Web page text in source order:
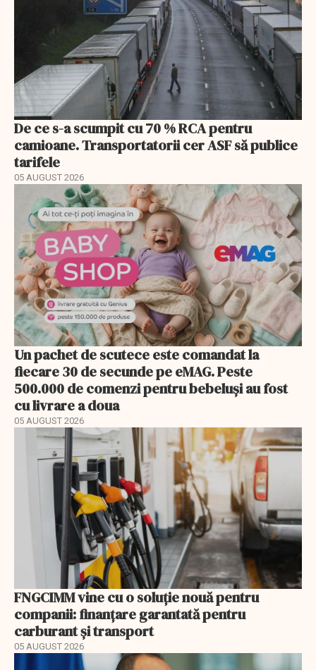
De ce s-a scumpit cu 70 % RCA pentru
camioane. Transportatorii cer ASF să publice
tarifele
05 AUGUST 2026
Un pachet de scutece este comandat la
fiecare 30 de secunde pe eMAG. Peste
500.000 de comenzi pentru bebeluși au fost
cu livrare a doua
05 AUGUST 2026
FNGCIMM vine cu o soluție nouă pentru
companii: finanțare garantată pentru
carburant și transport
05 AUGUST 2026